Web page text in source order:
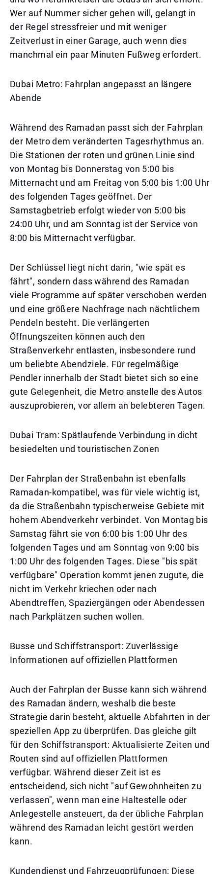
Wer auf Nummer sicher gehen will, gelangt in
der Regel stressfreier und mit weniger
Zeitverlust in einer Garage, auch wenn dies
manchmal ein paar Minuten Fußweg erfordert.
Dubai Metro: Fahrplan angepasst an längere
Abende
Während des Ramadan passt sich der Fahrplan
der Metro dem veränderten Tagesrhythmus an.
Die Stationen der roten und grünen Linie sind
von Montag bis Donnerstag von 5:00 bis
Mitternacht und am Freitag von 5:00 bis 1:00 Uhr
des folgenden Tages geöffnet. Der
Samstagbetrieb erfolgt wieder von 5:00 bis
24:00 Uhr, und am Sonntag ist der Service von
8:00 bis Mitternacht verfügbar.
Der Schlüssel liegt nicht darin, "wie spät es
fährt", sondern dass während des Ramadan
viele Programme auf später verschoben werden
und eine größere Nachfrage nach nächtlichem
Pendeln besteht. Die verlängerten
Öffnungszeiten können auch den
Straßenverkehr entlasten, insbesondere rund
um beliebte Abendziele. Für regelmäßige
Pendler innerhalb der Stadt bietet sich so eine
gute Gelegenheit, die Metro anstelle des Autos
auszuprobieren, vor allem an belebteren Tagen.
Dubai Tram: Spätlaufende Verbindung in dicht
besiedelten und touristischen Zonen
Der Fahrplan der Straßenbahn ist ebenfalls
Ramadan-kompatibel, was für viele wichtig ist,
da die Straßenbahn typischerweise Gebiete mit
hohem Abendverkehr verbindet. Von Montag bis
Samstag fährt sie von 6:00 bis 1:00 Uhr des
folgenden Tages und am Sonntag von 9:00 bis
1:00 Uhr des folgenden Tages. Diese "bis spät
verfügbare" Operation kommt jenen zugute, die
nicht im Verkehr kriechen oder nach
Abendtreffen, Spaziergängen oder Abendessen
nach Parkplätzen suchen wollen.
Busse und Schiffstransport: Zuverlässige
Informationen auf offiziellen Plattformen
Auch der Fahrplan der Busse kann sich während
des Ramadan ändern, weshalb die beste
Strategie darin besteht, aktuelle Abfahrten in der
speziellen App zu überprüfen. Das gleiche gilt
für den Schiffstransport: Aktualisierte Zeiten und
Routen sind auf offiziellen Plattformen
verfügbar. Während dieser Zeit ist es
entscheidend, sich nicht "auf Gewohnheiten zu
verlassen", wenn man eine Haltestelle oder
Anlegestelle ansteuert, da der übliche Fahrplan
während des Ramadan leicht gestört werden
kann.
Kundendienst und Fahrzeugprüfungen: Diese